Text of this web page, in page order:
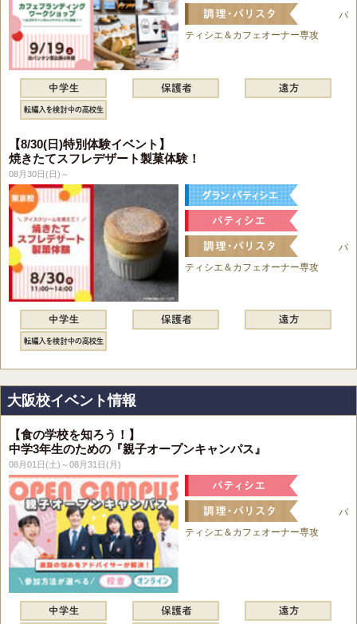
パ
ティシエ＆カフェオーナー専攻
【8/30(日)特別体験イベント】
焼きたてスフレデザート製菓体験！
08月30日(日)～
パ
ティシエ＆カフェオーナー専攻
大阪校イベント情報
【食の学校を知ろう！】
中学3年生のための『親子オープンキャンパス』
08月01日(土)～08月31日(月)
パ
ティシエ＆カフェオーナー専攻